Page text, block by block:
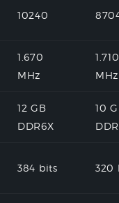
10240
1.670
MHz
1.710
MHz
12 GB
DDR6X
10
384 bits 320